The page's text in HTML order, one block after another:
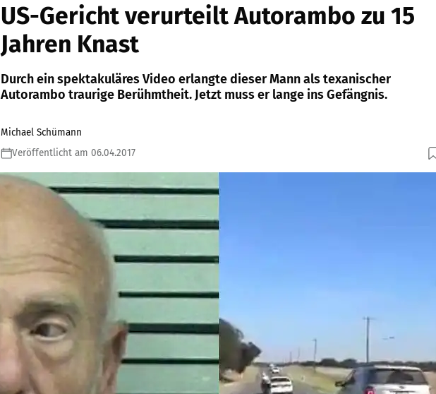
US-Gericht verurteilt Autorambo zu 15
Jahren Knast
Durch ein spektakuläres Video erlangte dieser Mann als texanischer
Autorambo traurige Berühmtheit. Jetzt muss er lange ins Gefängnis.
Michael Schümann
Veröffentlicht am 06.04.2017